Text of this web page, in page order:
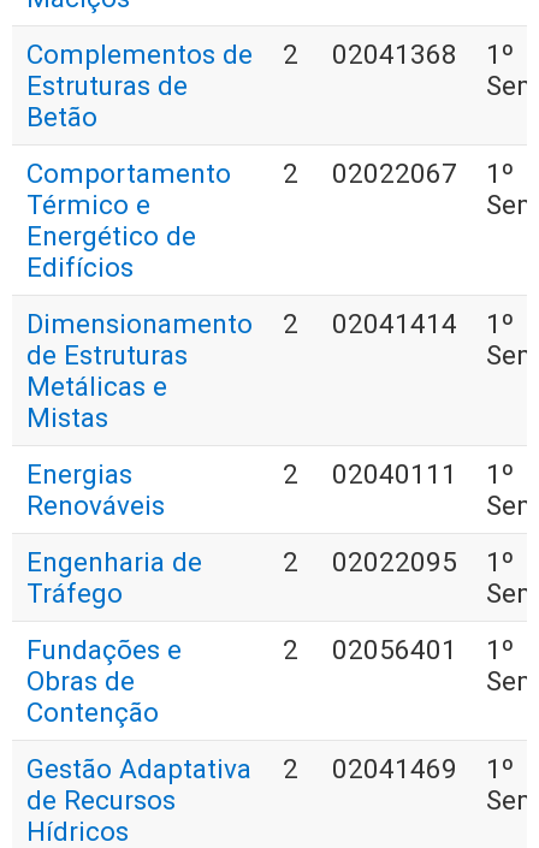
Complementos de
Estruturas de
Betão
2 02041368
1º
Comportamento
Térmico e
Energético de
Edifícios
2 02022067
1º
Dimensionamento
de Estruturas
Metálicas e
Mistas
2 02041414
1º
Energias
Renováveis
2 02040111
1º
Engenharia de
Tráfego
2 02022095
1º
Fundações e
Obras de
Contenção
2 02056401
1º
Gestão Adaptativa
de Recursos
Hídricos
2 02041469
1º